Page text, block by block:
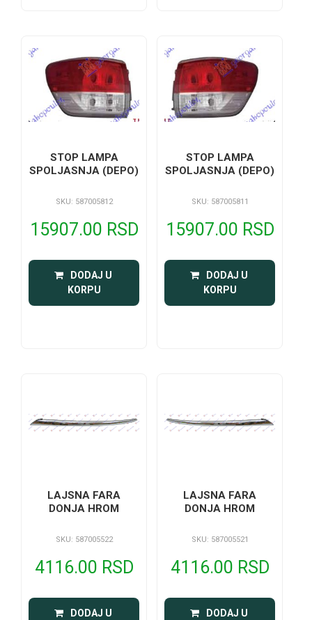
STOP LAMPA
SPOLJASNJA (DEPO)
SKU: 587005812
15907.00 RSD
DODAJ U
KORPU
STOP LAMPA
SPOLJASNJA (DEPO)
SKU: 587005811
15907.00 RSD
DODAJ U
KORPU
LAJSNA FARA
DONJA HROM
SKU: 587005522
4116.00 RSD
DODAJ U
LAJSNA FARA
DONJA HROM
SKU: 587005521
4116.00 RSD
DODAJ U